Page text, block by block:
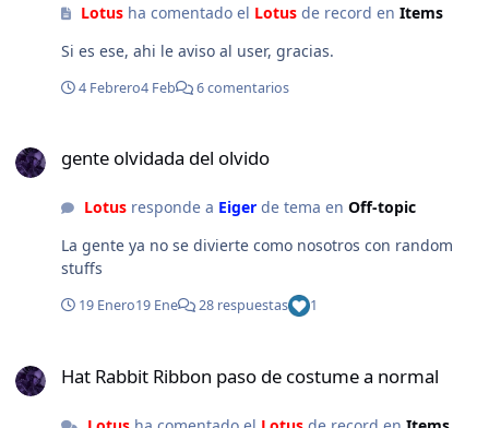
Lotusha comentado el Lotusde record en Items
Si es ese, ahi le aviso al user, gracias.
4 Febrero4 Feb 6 comentarios
gente olvidada del olvido
Lotusresponde a Eigerde tema en Off-topic
La gente ya no se divierte como nosotros con random
stuffs
19 Enero19 Ene 28 respuestas 1
Hat Rabbit Ribbon paso de costume a normal